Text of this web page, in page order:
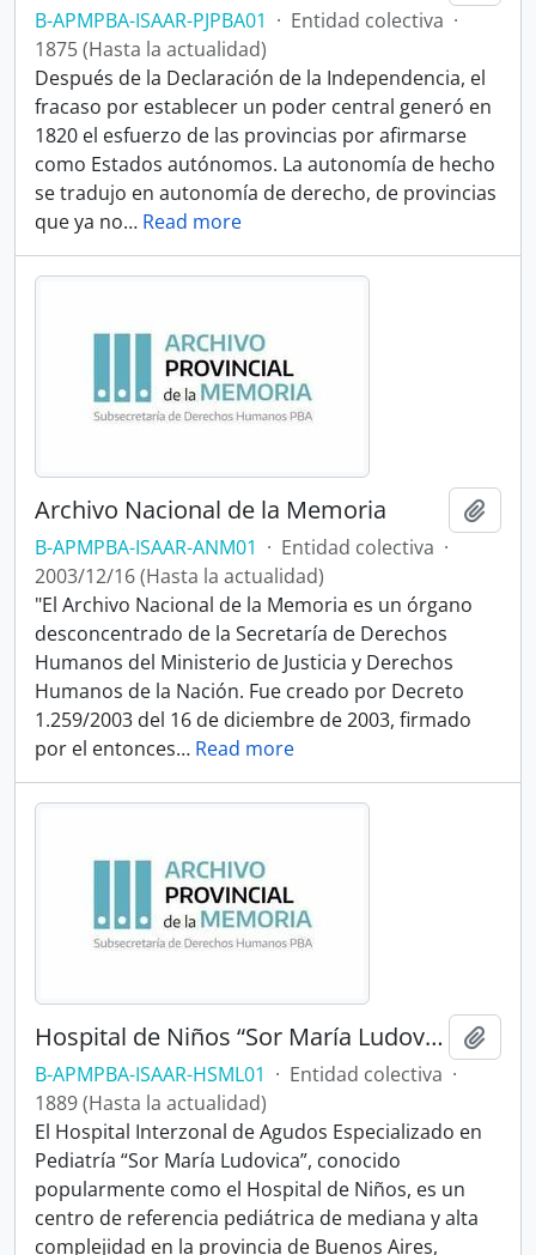
B-APMPBA-ISAAR-PJPBA01 · Entidad colectiva ·
1875 (Hasta la actualidad)
Después de la Declaración de la Independencia, el
fracaso por establecer un poder central generó en
1820 el esfuerzo de las provincias por afirmarse
como Estados autónomos. La autonomía de hecho
se tradujo en autonomía de derecho, de provincias
que ya no… Read more
Archivo Nacional de la Memoria
B-APMPBA-ISAAR-ANM01 · Entidad colectiva ·
2003/12/16 (Hasta la actualidad)
"El Archivo Nacional de la Memoria es un órgano
desconcentrado de la Secretaría de Derechos
Humanos del Ministerio de Justicia y Derechos
Humanos de la Nación. Fue creado por Decreto
1.259/2003 del 16 de diciembre de 2003, firmado
por el entonces… Read more
Hospital de Niños “Sor María Ludovica”
B-APMPBA-ISAAR-HSML01 · Entidad colectiva ·
1889 (Hasta la actualidad)
El Hospital Interzonal de Agudos Especializado en
Pediatría “Sor María Ludovica”, conocido
popularmente como el Hospital de Niños, es un
centro de referencia pediátrica de mediana y alta
complejidad en la provincia de Buenos Aires,